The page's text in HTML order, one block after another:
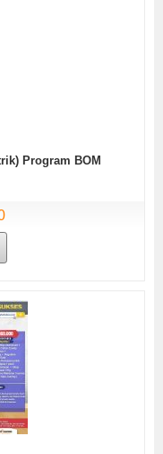
Program BOM